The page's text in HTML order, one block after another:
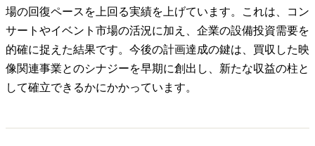
場の回復ペースを上回る実績を上げています。これは、コン
サートやイベント市場の活況に加え、企業の設備投資需要を
的確に捉えた結果です。今後の計画達成の鍵は、買収した映
像関連事業とのシナジーを早期に創出し、新たな収益の柱と
して確立できるかにかかっています。